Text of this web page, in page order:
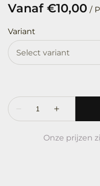
/
Variant
Onze prijzen